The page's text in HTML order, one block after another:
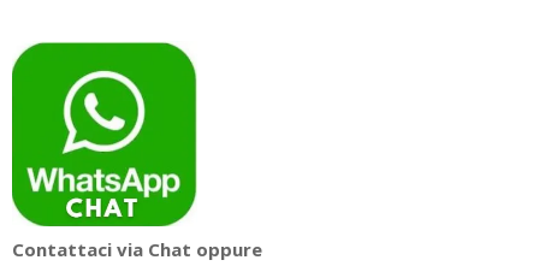
a
1.269,00€
Contattaci via Chat oppure